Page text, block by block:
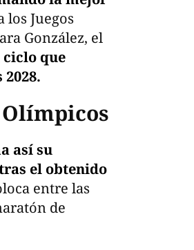
los Juegos
González, el
que
así su
el obtenido
entre las
de